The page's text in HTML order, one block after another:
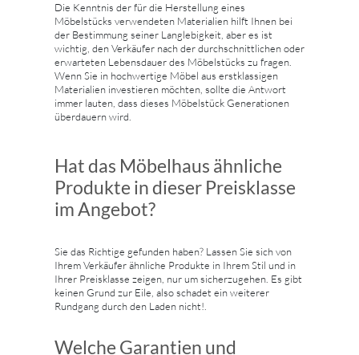
Die Kenntnis der für die Herstellung eines
Möbelstücks verwendeten Materialien hilft Ihnen bei
der Bestimmung seiner Langlebigkeit, aber es ist
wichtig, den Verkäufer nach der durchschnittlichen oder
erwarteten Lebensdauer des Möbelstücks zu fragen.
Wenn Sie in hochwertige Möbel aus erstklassigen
Materialien investieren möchten, sollte die Antwort
immer lauten, dass dieses Möbelstück Generationen
überdauern wird.
Hat das Möbelhaus ähnliche
Produkte in dieser Preisklasse
im Angebot?
Sie das Richtige gefunden haben? Lassen Sie sich von
Ihrem Verkäufer ähnliche Produkte in Ihrem Stil und in
Ihrer Preisklasse zeigen, nur um sicherzugehen. Es gibt
keinen Grund zur Eile, also schadet ein weiterer
Rundgang durch den Laden nicht!.
Welche Garantien und